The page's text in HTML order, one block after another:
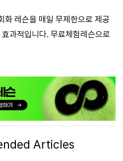
화 레슨을 매일 무제한으로 제공
과적입니다. 무료체험레슨으로
Articles